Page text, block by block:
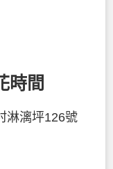
時間
淋漓坪126號